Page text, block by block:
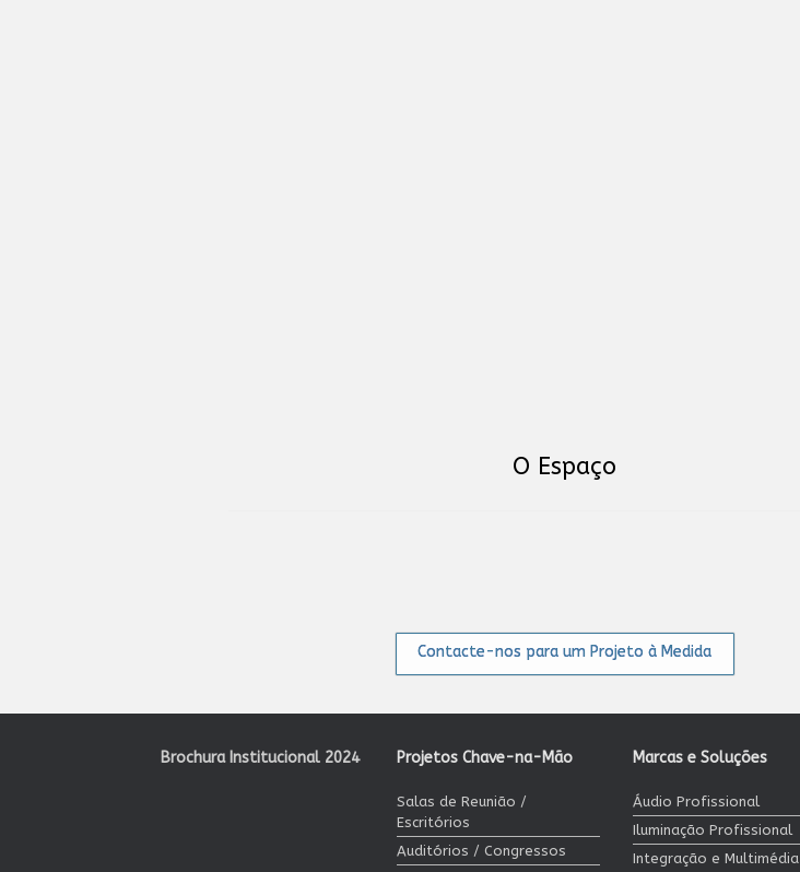
O Espaço
Contacte-nos para um Projeto à Medida
Brochura Institucional 2024 Projetos Chave-na-Mão
Salas de Reunião /
Escritórios
Auditórios / Congressos
Marcas e Soluções
Áudio Profissional
Iluminação Profissional
Integração e Multimédia